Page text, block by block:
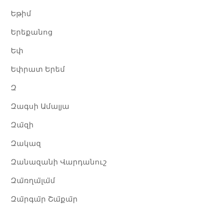
Եթիմ
Երեքանոց
Եփ
Եփրատ Երեմ
Զ
Զագսի Ամալյա
Զա̈զի
Զակազ
Զանազանի Վարդանուշ
Զա̈ռղա̈լա̈մ
Զա̈րգա̈ր Շա̈քա̈ր